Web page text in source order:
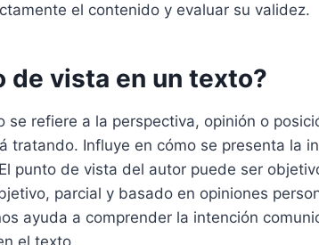
el contenido y evaluar su validez.
de vista en un texto?
se refiere a la perspectiva, opinión o
tratando. Influye en cómo se presenta la
punto de vista del autor puede ser
parcial y basado en opiniones
ayuda a comprender la intención